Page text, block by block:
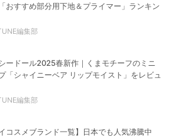
おすすめ部分用下地＆プライマー」ランキン
編集部
ードール2025春新作｜くまモチーフのミニ
「シャイニーベア リップモイスト」をレビュ
編集部
イコスメブランド一覧】日本でも人気沸騰中